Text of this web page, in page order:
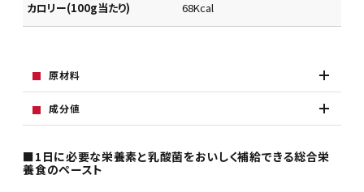
カロリー(100g当たり) 68Kcal
原材料
成分値
■1日に必要な栄養素と乳酸菌をおいしく補給できる総合栄
養食のペースト